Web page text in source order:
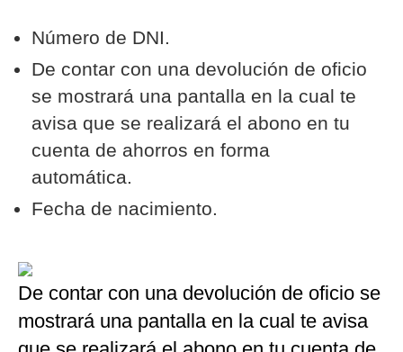
Número de DNI.
De contar con una devolución de oficio
se mostrará una pantalla en la cual te
avisa que se realizará el abono en tu
cuenta de ahorros en forma
automática.
Fecha de nacimiento.
De contar con una devolución de oficio se
mostrará una pantalla en la cual te avisa